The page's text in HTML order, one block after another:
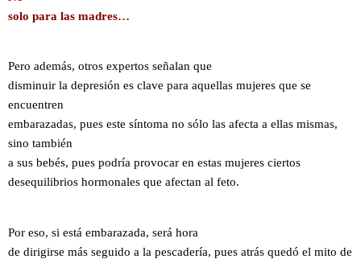
solo para las madres…
Pero además, otros expertos señalan que
disminuir la depresión es clave para aquellas mujeres que se
encuentren
embarazadas, pues este síntoma no sólo las afecta a ellas mismas,
sino también
a sus bebés, pues podría provocar en estas mujeres ciertos
desequilibrios hormonales que afectan al feto.
Por eso, si está embarazada, será hora
de dirigirse más seguido a la pescadería, pues atrás quedó el mito de